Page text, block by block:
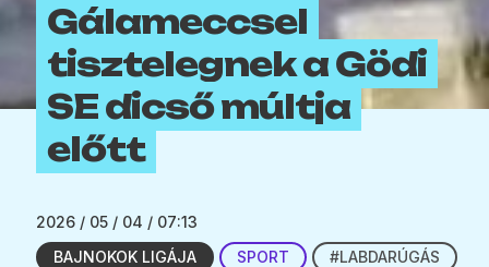
Gálameccsel
tisztelegnek a Gödi
SE dicső múltja
előtt
2026 / 05 / 04 / 07:13
BAJNOKOK LIGÁJA
SPORT #LABDARÚGÁS